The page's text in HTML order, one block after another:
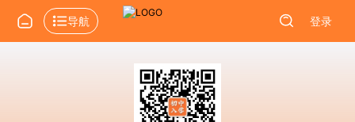
导航 登录